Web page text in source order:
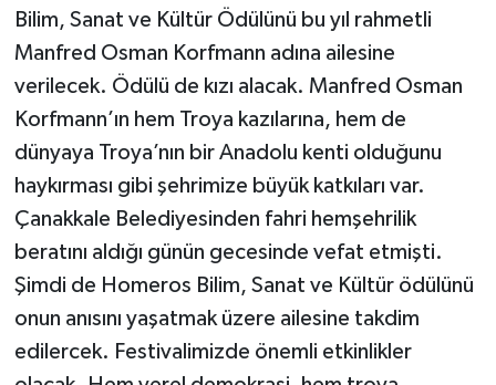
Bilim, Sanat ve Kültür Ödülünü bu yıl rahmetli
Manfred Osman Korfmann adına ailesine
verilecek. Ödülü de kızı alacak. Manfred Osman
Korfmann’ın hem Troya kazılarına, hem de
dünyaya Troya’nın bir Anadolu kenti olduğunu
haykırması gibi şehrimize büyük katkıları var.
Çanakkale Belediyesinden fahri hemşehrilik
beratını aldığı günün gecesinde vefat etmişti.
Şimdi de Homeros Bilim, Sanat ve Kültür ödülünü
onun anısını yaşatmak üzere ailesine takdim
edilercek. Festivalimizde önemli etkinlikler